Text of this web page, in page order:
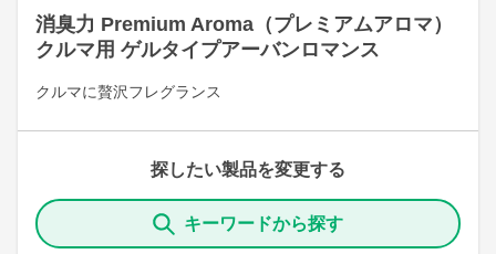
消臭力 Premium Aroma（プレミアムアロマ）
クルマ用 ゲルタイプアーバンロマンス
クルマに贅沢フレグランス
探したい製品を変更する
キーワードから探す